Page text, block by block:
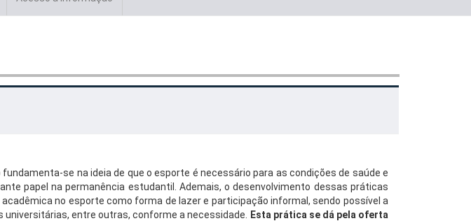
se na ideia de que o esporte é necessário para as condições de saúde e
papel na permanência estudantil. Ademais, o desenvolvimento dessas práticas
no esporte como forma de lazer e participação informal, sendo possível a
entre outras, conforme a necessidade.
Esta prática se dá pela oferta